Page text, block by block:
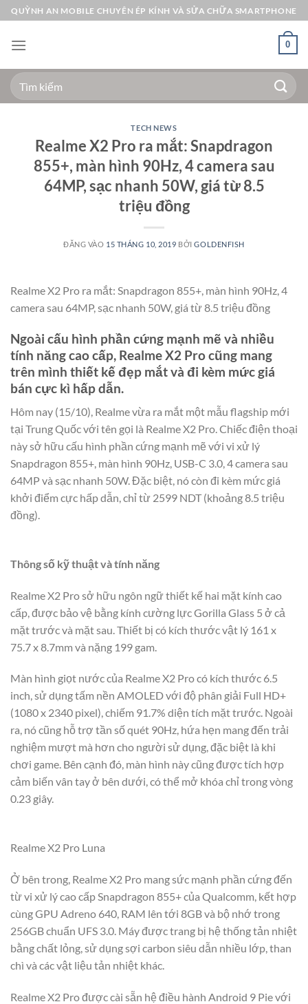
Bỏ
qua
nội
QUỲNH AN MOBILE CHUYÊN ÉP KÍNH VÀ SỬA CHỮA SMARTPHONE
0
Tìm
kiếm:
TECH NEWS
Realme X2 Pro ra mắt: Snapdragon
855+, màn hình 90Hz, 4 camera sau
64MP, sạc nhanh 50W, giá từ 8.5
triệu đồng
ĐĂNG VÀO 15 THÁNG 10, 2019 BỞIGOLDENFISH
Realme X2 Pro ra mắt: Snapdragon 855+, màn hình 90Hz, 4
camera sau 64MP, sạc nhanh 50W, giá từ 8.5 triệu đồng
Ngoài cấu hình phần cứng mạnh mẽ và nhiều
tính năng cao cấp, Realme X2 Pro cũng mang
trên mình thiết kế đẹp mắt và đi kèm mức giá
bán cực kì hấp dẫn.
Hôm nay (15/10), Realme vừa ra mắt một mẫu flagship mới
tại Trung Quốc với tên gọi là Realme X2 Pro. Chiếc điện thoại
này sở hữu cấu hình phần cứng mạnh mẽ với vi xử lý
Snapdragon 855+, màn hình 90Hz, USB-C 3.0, 4 camera sau
64MP và sạc nhanh 50W. Đặc biệt, nó còn đi kèm mức giá
khởi điểm cực hấp dẫn, chỉ từ 2599 NDT (khoảng 8.5 triệu
đồng).
Thông số kỹ thuật và tính năng
Realme X2 Pro sở hữu ngôn ngữ thiết kế hai mặt kính cao
cấp, được bảo vệ bằng kính cường lực Gorilla Glass 5 ở cả
mặt trước và mặt sau. Thiết bị có kích thước vật lý 161 x
75.7 x 8.7mm và nặng 199 gam.
Màn hình giọt nước của Realme X2 Pro có kích thước 6.5
inch, sử dụng tấm nền AMOLED với độ phân giải Full HD+
(1080 x 2340 pixel), chiếm 91.7% diện tích mặt trước. Ngoài
ra, nó cũng hỗ trợ tần số quét 90Hz, hứa hẹn mang đến trải
nghiệm mượt mà hơn cho người sử dụng, đặc biệt là khi
chơi game. Bên cạnh đó, màn hình này cũng được tích hợp
cảm biến vân tay ở bên dưới, có thể mở khóa chỉ trong vòng
0.23 giây.
Realme X2 Pro Luna
Ở bên trong, Realme X2 Pro mang sức mạnh phần cứng đến
từ vi xử lý cao cấp Snapdragon 855+ của Qualcomm, kết hợp
cùng GPU Adreno 640, RAM lên tới 8GB và bộ nhớ trong
256GB chuẩn UFS 3.0. Máy được trang bị hệ thống tản nhiệt
bằng chất lỏng, sử dụng sợi carbon siêu dẫn nhiều lớp, than
chì và các vật liệu tản nhiệt khác.
Realme X2 Pro được cài sẵn hệ điều hành Android 9 Pie với